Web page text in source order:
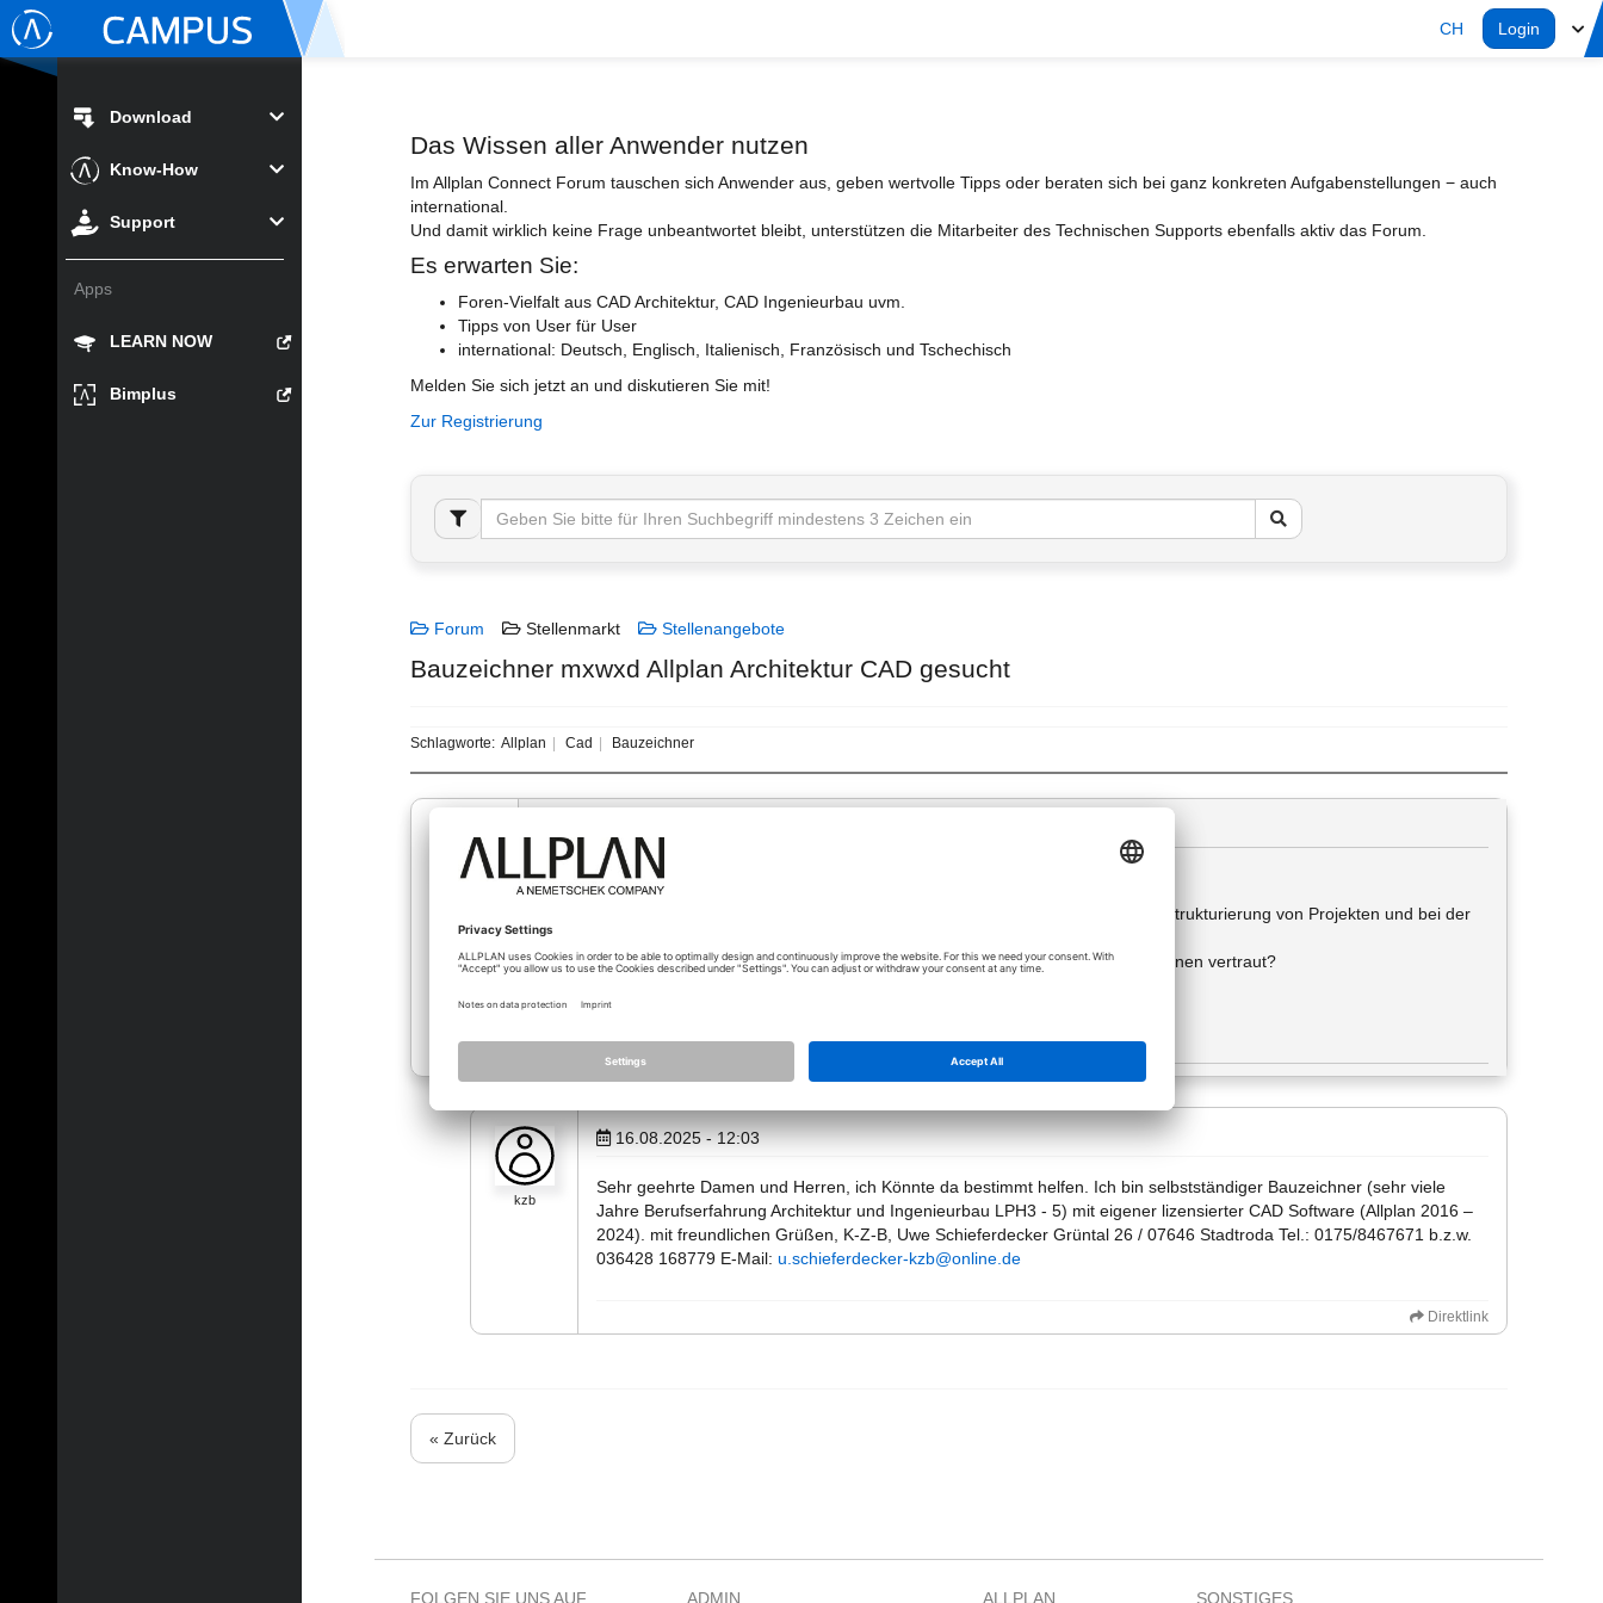
CH Login
Download
Know-How
Support
Apps
LEARN NOW
Bimplus
Das Wissen aller Anwender nutzen
Im Allplan Connect Forum tauschen sich Anwender aus, geben wertvolle Tipps oder beraten sich bei ganz konkreten Aufgabenstellungen − auch
international.
Und damit wirklich keine Frage unbeantwortet bleibt, unterstützen die Mitarbeiter des Technischen Supports ebenfalls aktiv das Forum.
Es erwarten Sie:
Foren-Vielfalt aus CAD Architektur, CAD Ingenieurbau uvm.
Tipps von User für User
international: Deutsch, Englisch, Italienisch, Französisch und Tschechisch
Melden Sie sich jetzt an und diskutieren Sie mit!
Zur Registrierung
Forum Stellenmarkt Stellenangebote
Bauzeichner mxwxd Allplan Architektur CAD gesucht
Schlagworte: Allplan Cad Bauzeichner
Wir suchen Verstärkung zur projektweisen Mitarbeit im Homeoffice.
Nach einer Software-Umstellung benötigen wir tatkräftige Unterstützung bei der Umstrukturierung von Projekten und bei der
Erstellung der Ausführungsplanung.
Eine geordnete Bauwerksstruktur und die Umstellung von Teilbildsalat zu BIM sind Ihnen vertraut?
Über Ihr Interesse und Ihre Rückfragen würden wir uns freuen.
kzb
16.08.2025 - 12:03
Sehr geehrte Damen und Herren, ich Könnte da bestimmt helfen. Ich bin selbstständiger Bauzeichner (sehr viele
Jahre Berufserfahrung Architektur und Ingenieurbau LPH3 - 5) mit eigener lizensierter CAD Software (Allplan 2016 –
2024). mit freundlichen Grüßen, K-Z-B, Uwe Schieferdecker Grüntal 26 / 07646 Stadtroda Tel.: 0175/8467671 b.z.w.
036428 168779 E-Mail: u.schieferdecker-kzb@online.de
Direktlink
« Zurück
FOLGEN SIE UNS AUF ADMIN ALLPLAN SONSTIGES